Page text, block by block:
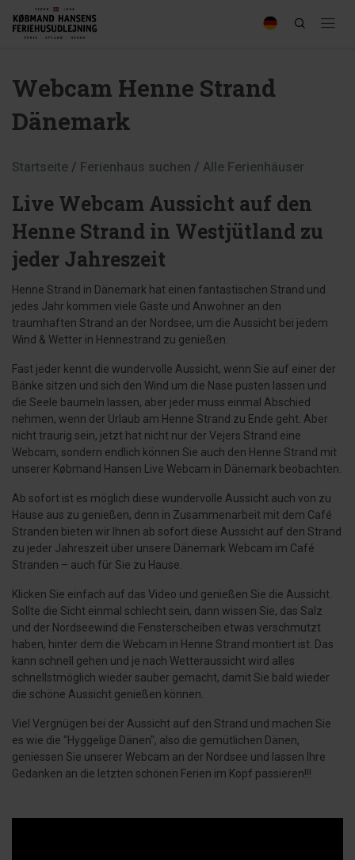
Webcam Henne Strand
Dänemark
Startseite / Ferienhaus suchen / Alle Ferienhäuser
Live Webcam Aussicht auf den
Henne Strand in Westjütland zu
jeder Jahreszeit
Henne Strand in Dänemark hat einen fantastischen Strand und
jedes Jahr kommen viele Gäste und Anwohner an den
traumhaften Strand an der Nordsee, um die Aussicht bei jedem
Wind & Wetter in Hennestrand zu genießen.
Fast jeder kennt die wundervolle Aussicht, wenn Sie auf einer der
Bänke sitzen und sich den Wind um die Nase pusten lassen und
die Seele baumeln lassen, aber jeder muss einmal Abschied
nehmen, wenn der Urlaub am Henne Strand zu Ende geht. Aber
nicht traurig sein, jetzt hat nicht nur der Vejers Strand eine
Webcam, sondern endlich können Sie auch den Henne Strand mit
unserer Købmand Hansen Live Webcam in Dänemark beobachten.
Ab sofort ist es möglich diese wundervolle Aussicht auch von zu
Hause aus zu genießen, denn in Zusammenarbeit mit dem Café
Stranden bieten wir Ihnen ab sofort diese Aussicht auf den Strand
zu jeder Jahreszeit über unsere Dänemark Webcam im Café
Stranden – auch für Sie zu Hause.
Klicken Sie einfach auf das Video und genießen Sie die Aussicht.
Sollte die Sicht einmal schlecht sein, dann wissen Sie, das Salz
und der Nordseewind die Fensterscheiben etwas verschmutzt
haben, hinter dem die Webcam in Henne Strand montiert ist. Das
kann schnell gehen und je nach Wetteraussicht wird alles
schnellstmöglich wieder sauber gemacht, damit Sie bald wieder
die schöne Aussicht genießen können.
Viel Vergnügen bei der Aussicht auf den Strand und machen Sie
es wie die "Hyggelige Dänen", also die gemütlichen Dänen,
geniessen Sie unserer Webcam an der Nordsee und lassen Ihre
Gedanken an die letzten schönen Ferien im Kopf passieren!!!